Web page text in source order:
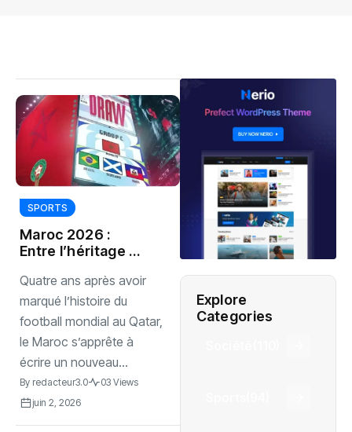
SPORTS
Maroc 2026 :
Entre l’héritage du
de confirmer
‎Quatre ans après avoir
marqué l’histoire du
football mondial au Qatar,
le Maroc s’apprête à
écrire un nouveau...
By redacteur3.0
03 Views
juin 2, 2026
Explore
Categories